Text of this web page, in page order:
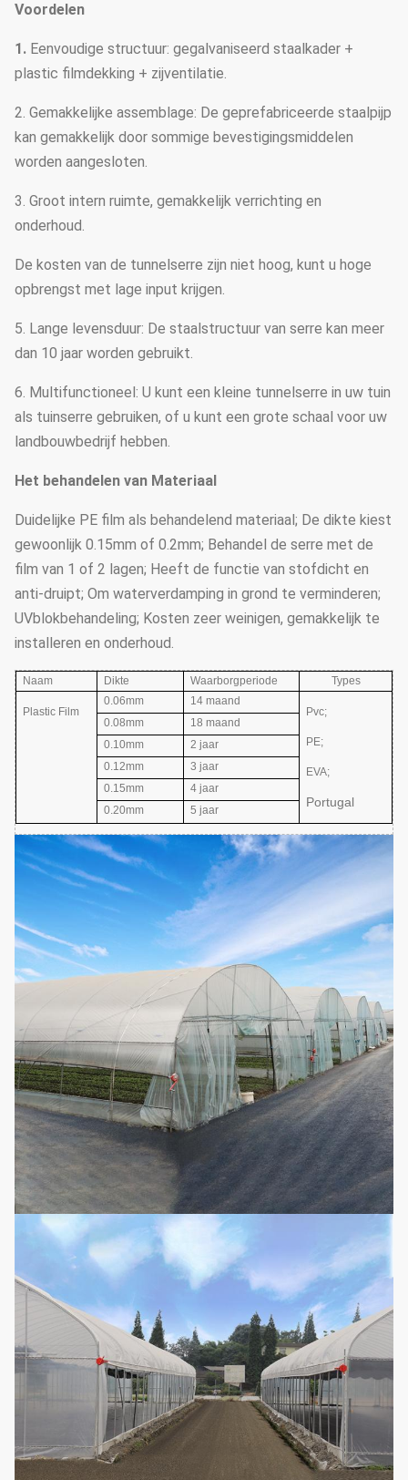
Voordelen
1. Eenvoudige structuur: gegalvaniseerd staalkader +
plastic filmdekking + zijventilatie.
2. Gemakkelijke assemblage: De geprefabriceerde staalpijp
kan gemakkelijk door sommige bevestigingsmiddelen
worden aangesloten.
3. Groot intern ruimte, gemakkelijk verrichting en
onderhoud.
De kosten van de tunnelserre zijn niet hoog, kunt u hoge
opbrengst met lage input krijgen.
5. Lange levensduur: De staalstructuur van serre kan meer
dan 10 jaar worden gebruikt.
6. Multifunctioneel: U kunt een kleine tunnelserre in uw tuin
als tuinserre gebruiken, of u kunt een grote schaal voor uw
landbouwbedrijf hebben.
Het behandelen van Materiaal
Duidelijke PE film als behandelend materiaal; De dikte kiest
gewoonlijk 0.15mm of 0.2mm; Behandel de serre met de
film van 1 of 2 lagen; Heeft de functie van stofdicht en
anti-druipt; Om waterverdamping in grond te verminderen;
UVblokbehandeling; Kosten zeer weinigen, gemakkelijk te
installeren en onderhoud.
Naam Dikte Waarborgperiode Types
Plastic Film
0.06mm
14 maand
Pvc;
PE;
EVA;
Portugal
0.08mm
18 maand
0.10mm
2 jaar
0.12mm
3 jaar
0.15mm
4 jaar
0.20mm
5 jaar